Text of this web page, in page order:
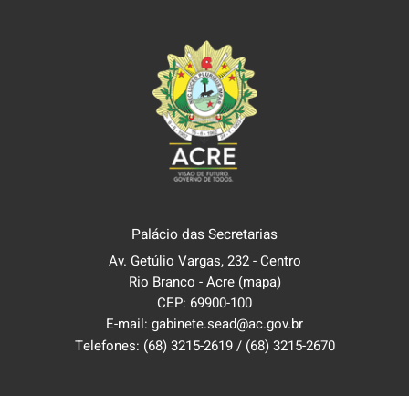
Palácio das Secretarias
Av. Getúlio Vargas, 232 - Centro
Rio Branco - Acre (mapa)
CEP: 69900-100
E-mail: gabinete.sead@ac.gov.br
Telefones: (68) 3215-2619/ (68) 3215-2670